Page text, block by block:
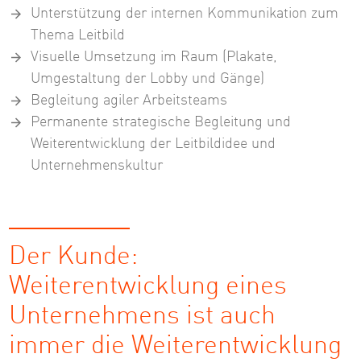
Unterstützung der internen Kommunikation zum
Thema Leitbild
Visuelle Umsetzung im Raum (Plakate,
Umgestaltung der Lobby und Gänge)
Begleitung agiler Arbeitsteams
Permanente strategische Begleitung und
Weiterentwicklung der Leitbildidee und
Unternehmenskultur
Der Kunde:
Weiterentwicklung eines
Unternehmens ist auch
immer die Weiterentwicklung